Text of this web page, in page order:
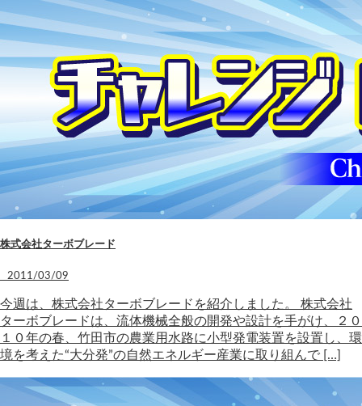
株式会社ターボブレード
2011/03/09
今週は、株式会社ターボブレードを紹介しました。 株式会社
ターボブレードは、流体機械全般の開発や設計を手がけ、２０
１０年の春、竹田市の農業用水路に小型発電装置を設置し、環
境を考えた“大分発”の自然エネルギー産業に取り組んで […]